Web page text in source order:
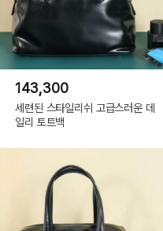
143,300
세련된 스타일리쉬 고급스러운 데
일리 토트백